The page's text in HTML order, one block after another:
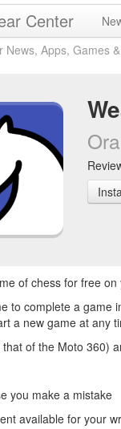
Center
News, Apps, Games
of chess for free
to complete a game
a new game at any
of the Moto 360)
you make a mistake
available for your